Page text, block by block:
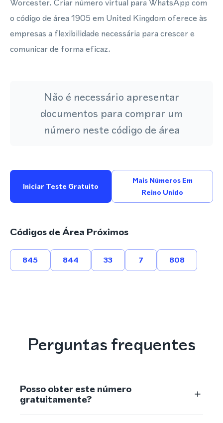
Worcester. Criar número virtual para WhatsApp com
o código de área 1905 em United Kingdom oferece às
empresas a flexibilidade necessária para crescer e
comunicar de forma eficaz.
Não é necessário apresentar
documentos para comprar um
número neste código de área
Iniciar Teste Gratuito
Mais Números Em
Reino Unido
Códigos de Área Próximos
845 844 33 7 808
Perguntas frequentes
Posso obter este número
gratuitamente?